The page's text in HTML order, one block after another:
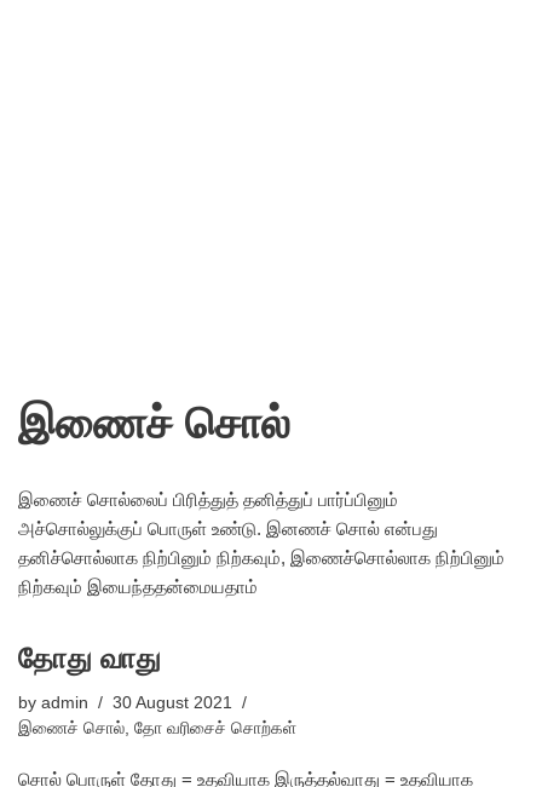
இணைச் சொல்
இணைச் சொல்லைப் பிரித்துத் தனித்துப் பார்ப்பினும்
அச்சொல்லுக்குப் பொருள் உண்டு. இனணச் சொல் என்பது
தனிச்சொல்லாக நிற்பினும் நிற்கவும், இணைச்சொல்லாக நிற்பினும்
நிற்கவும் இயைந்ததன்மையதாம்
தோது வாது
by admin
30 August 2021
இணைச் சொல், தோ வரிசைச் சொற்கள்
சொல் பொருள் தோது = உதவியாக இருத்தல்வாது = உதவியாக